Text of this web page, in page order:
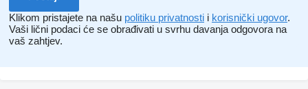
Klikom pristajete na našu politiku privatnosti i korisnički ugovor.
Vaši lični podaci će se obrađivati ​​u svrhu davanja odgovora na
vaš zahtjev.